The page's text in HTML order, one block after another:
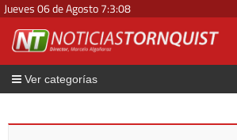
Jueves 06 de Agosto7:3:08
Ver categorías